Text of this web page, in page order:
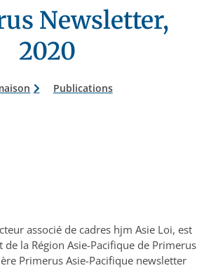
Newsletter,
2020
Publications
associé de cadres hjm Asie Loi, est
de la Région Asie-Pacifique de Primerus
Primerus Asie-Pacifique newsletter